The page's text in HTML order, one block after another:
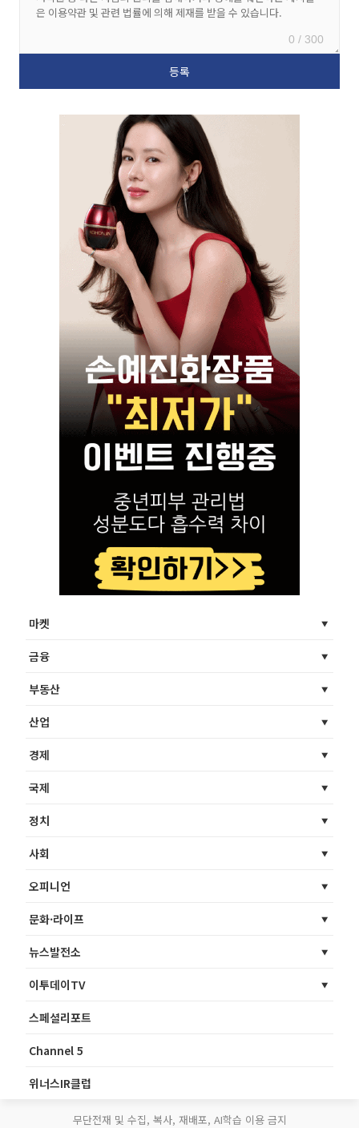
0 / 300
마켓
금융
부동산
산업
경제
국제
정치
사회
오피니언
문화·라이프
뉴스발전소
이투데이TV
스페셜리포트
Channel 5
위너스IR클럽
무단전재 및 수집, 복사, 재배포, AI학습 이용 금지